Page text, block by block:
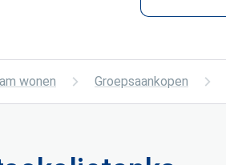
wonen Groepsaankopen